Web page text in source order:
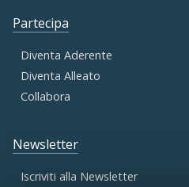
Partecipa
Diventa Aderente
Diventa Alleato
Collabora
Newsletter
Iscriviti alla Newsletter